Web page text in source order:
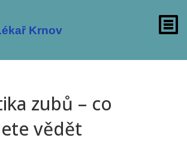
zubů – co
vědět